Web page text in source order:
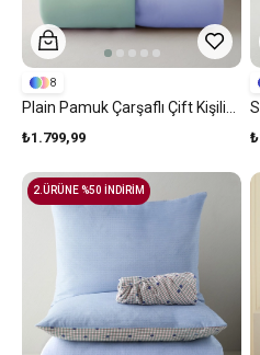
₺1.799,99
8
2.ÜRÜNE %50 İNDİRİM